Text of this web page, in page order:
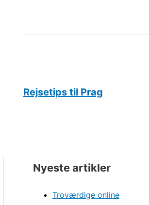
Rejsetips til Prag
Nyeste artikler
Troværdige online